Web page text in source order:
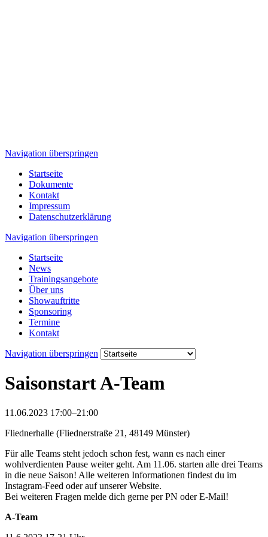
Navigation überspringen
Startseite
Dokumente
Kontakt
Impressum
Datenschutzerklärung
Navigation überspringen
Startseite
News
Trainingsangebote
Über uns
Showauftritte
Sponsoring
Termine
Kontakt
Navigation überspringen
Saisonstart A-Team
11.06.2023 17:00–21:00
Fliednerhalle (Fliednerstraße 21, 48149 Münster)
Für alle Teams steht jedoch schon fest, wann es nach einer
wohlverdienten Pause weiter geht. Am 11.06. starten alle drei Teams
in die neue Saison! Alle weiteren Informationen findest du im
Instagram-Feed oder auf unserer Website.
Bei weiteren Fragen melde dich gerne per PN oder E-Mail!
A-Team